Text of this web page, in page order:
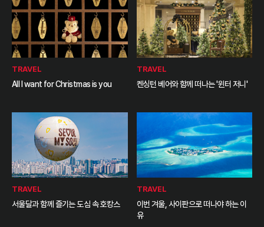
TRAVEL
AII I want for Christmas is you
TRAVEL
켄싱턴 베어와 함께 떠나는 '윈터 저니'
TRAVEL
서울달과 함께 즐기는 도심 속 호캉스
TRAVEL
이번 겨울, 사이판으로 떠나야 하는 이
유